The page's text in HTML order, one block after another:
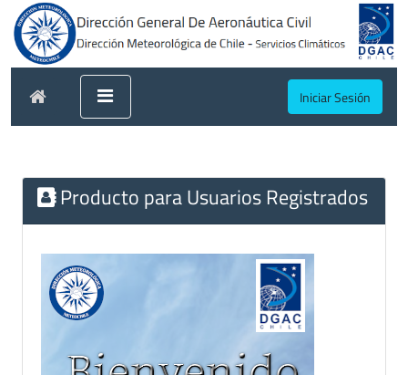
Iniciar Sesión
Producto para Usuarios Registrados